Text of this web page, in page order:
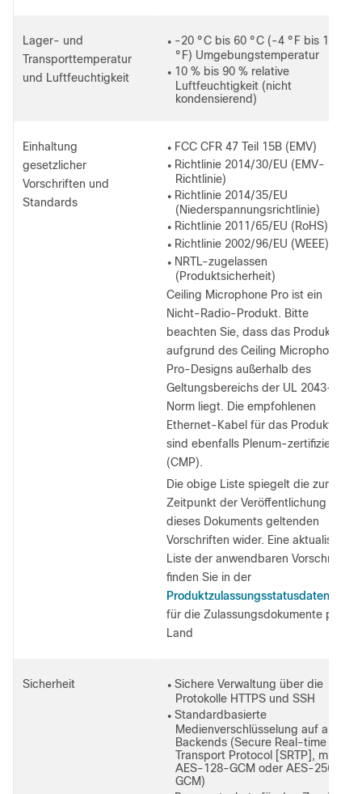
Lager- und
Transporttemperatur
und Luftfeuchtigkeit
● -20 °C bis 60 °C (-4 °F bis 140
°F) Umgebungstemperatur
● 10 % bis 90 % relative
Luftfeuchtigkeit (nicht
kondensierend)
Einhaltung
gesetzlicher
Vorschriften und
Standards
● FCC CFR 47 Teil 15B (EMV)
● Richtlinie 2014/30/EU (EMV-
Richtlinie)
● Richtlinie 2014/35/EU
(Niederspannungsrichtlinie)
● Richtlinie 2011/65/EU (RoHS)
● Richtlinie 2002/96/EU (WEEE)
● NRTL-zugelassen
(Produktsicherheit)
Ceiling Microphone Pro ist ein
Nicht-Radio-Produkt. Bitte
beachten Sie, dass das Produkt
aufgrund des Ceiling Microphone
Pro-Designs außerhalb des
Geltungsbereichs der UL 2043-
Norm liegt. Die empfohlenen
Ethernet-Kabel für das Produkt
sind ebenfalls Plenum-zertifiziert
(CMP).
Die obige Liste spiegelt die zum
Zeitpunkt der Veröffentlichung
dieses Dokuments geltenden
Vorschriften wider. Eine aktualisierte
Liste der anwendbaren Vorschriften
finden Sie in der
Produktzulassungsstatusdatenbank
für die Zulassungsdokumente pro
Land
Sicherheit ● Sichere Verwaltung über die
Protokolle HTTPS und SSH
● Standardbasierte
Medienverschlüsselung auf allen
Backends (Secure Real-time
Transport Protocol [SRTP], mit
AES-128-GCM oder AES-256-
GCM)